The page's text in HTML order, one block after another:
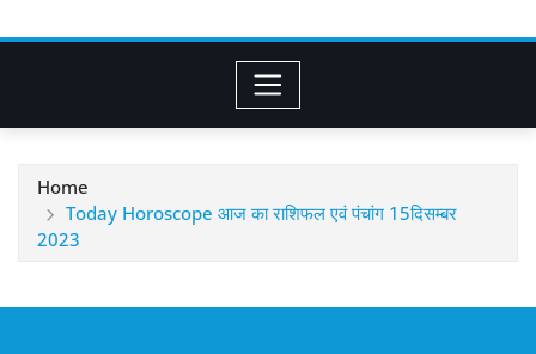
Home
Today Horoscope आज का राशिफल एवं पंचांग 15दिसम्बर
2023